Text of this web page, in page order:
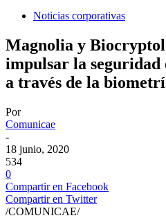
Noticias corporativas
Magnolia y
impulsar la
a través de la
Por
Comunicae
-
18 junio, 2020
534
0
Compartir en Facebook
Compartir en Twitter
/COMUNICAE/